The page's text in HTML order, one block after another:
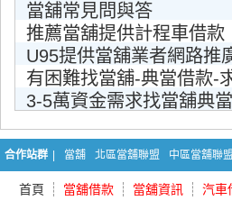
當舖常見問與答
推薦當舖提供計程車借款
U95提供當舖業者網路推
有困難找當舖-典當借款-
3-5萬資金需求找當舖典
合作站群 當舖 北區當舖聯盟 中區當舖聯盟
首頁 當舖借款 當舖資訊 汽車